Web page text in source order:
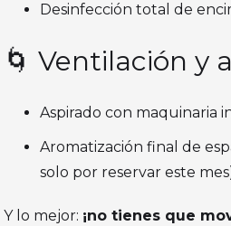
Desinfección total de
🌀 Ventilación y
Aspirado con maquinaria
Aromatización final de
solo por reservar este
Y lo mejor: ¡no tienes que